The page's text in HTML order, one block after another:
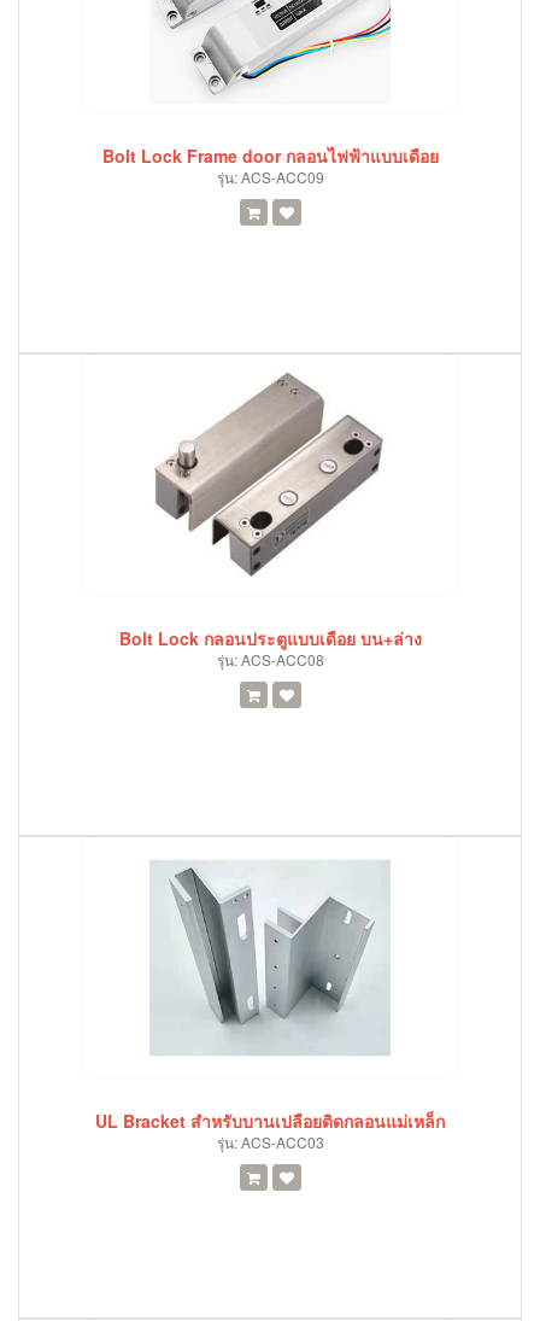
Bolt Lock Frame door กลอนไฟฟ้าแบบเดือย
รุ่น:ACS-ACC09
Bolt Lock กลอนประตูแบบเดือย บน+ล่าง
รุ่น:ACS-ACC08
UL Bracket สำหรับบานเปลือยติดกลอนแม่เหล็ก
รุ่น:ACS-ACC03